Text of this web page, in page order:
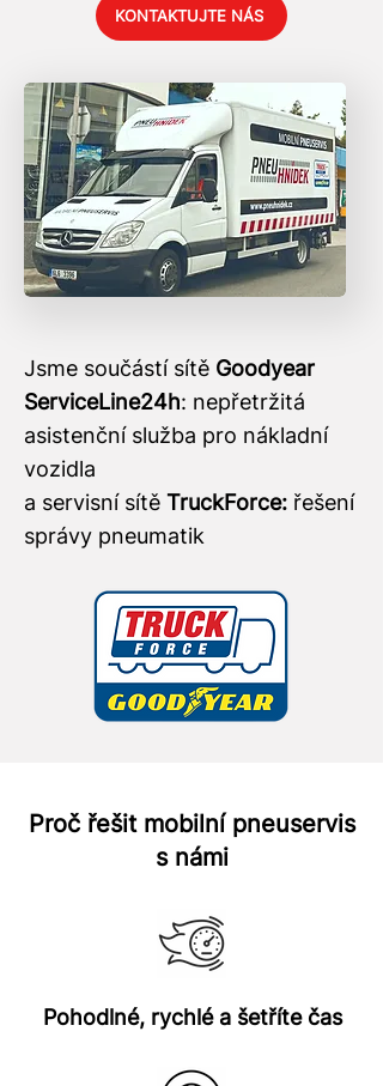
KONTAKTUJTE NÁS
Jsme součástí sítě Goodyear
ServiceLine24h: nepřetržitá
asistenční služba pro nákladní
vozidla
a servisní sítě TruckForce: řešení
správy pneumatik
Proč řešit mobilní pneuservis
s námi
Pohodlné, rychlé a šetříte čas